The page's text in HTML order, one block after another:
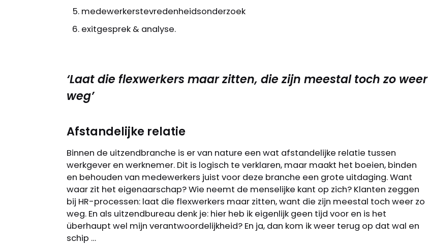
medewerkerstevredenheidsonderzoek
exitgesprek & analyse.
‘Laat die flexwerkers maar zitten, die zijn meestal toch zo weer
weg’
Afstandelijke relatie
Binnen de uitzendbranche is er van nature een wat afstandelijke relatie tussen
werkgever en werknemer. Dit is logisch te verklaren, maar maakt het boeien, binden
en behouden van medewerkers juist voor deze branche een grote uitdaging. Want
waar zit het eigenaarschap? Wie neemt de menselijke kant op zich? Klanten zeggen
bij HR-processen: laat die flexwerkers maar zitten, want die zijn meestal toch weer zo
weg. En als uitzendbureau denk je: hier heb ik eigenlijk geen tijd voor en is het
überhaupt wel mijn verantwoordelijkheid? En ja, dan kom ik weer terug op dat wal en
schip …